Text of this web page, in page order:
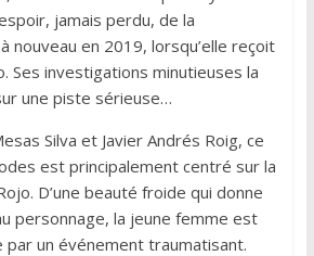
jamais perdu, de la
nouveau en 2019, lorsqu’elle reçoit
Ses investigations minutieuses la
une piste sérieuse…
Silva et Javier Andrés Roig, ce
est principalement centré sur la
D’une beauté froide qui donne
personnage, la jeune femme est
par un événement traumatisant.